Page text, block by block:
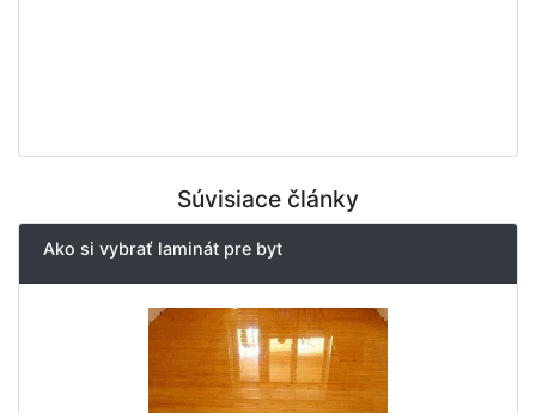
Súvisiace články
Ako si vybrať laminát pre byt